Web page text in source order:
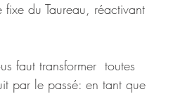
du Taureau, réactivant
faut transformer  toutes
par le passé: en tant que